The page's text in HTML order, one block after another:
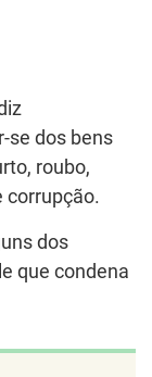
se dos bens
roubo,
corrupção.
dos
que condena